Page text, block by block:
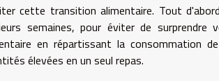
cette transition alimentaire. Tout
semaines, pour éviter de
en répartissant la consommation
élevées en un seul repas.